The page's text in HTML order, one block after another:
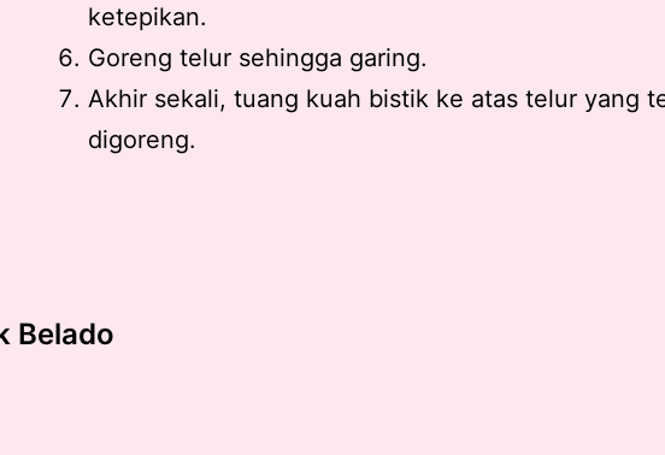
ketepikan.
Goreng telur sehingga garing.
Akhir sekali, tuang kuah bistik ke atas telur yang
digoreng.
Belado